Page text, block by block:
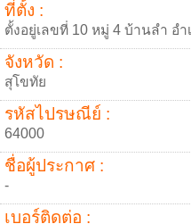
ที่ตั้ง :
ตั้งอยู่เลขที่ 10 หมู่ 4 บ้านลำ อำ
จังหวัด :
สุโขทัย
รหัสไปรษณีย์ :
64000
ชื่อผู้ประกาศ :
-
เบอร์ติดต่อ :